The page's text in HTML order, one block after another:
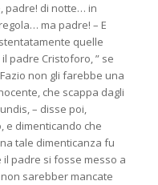
padre! di notte… in
ma padre! – E
quelle
padre Cristoforo, ” se
non gli farebbe una
che scappa dagli
– disse poi,
e dimenticando che
tale dimenticanza fu
il padre si fosse messo a
sarebber mancate